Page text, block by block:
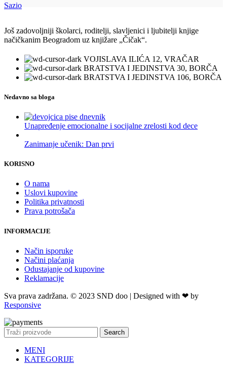
Sazio
Još zadovoljniji školarci, roditelji, slavljenici i ljubitelji knjige
načičkanim Beogradom uz knjižare „Čičak“.
VOJISLAVA ILIĆA 12, VRAČAR
BRATSTVA I JEDINSTVA 30, BORČA
BRATSTVA I JEDINSTVA 106, BORČA
Nedavno sa bloga
Unapređenje emocionalne i socijalne zrelosti kod dece
Zanimanje učenik: Dan prvi
KORISNO
O nama
Uslovi kupovine
Politika privatnosti
Prava potrošača
INFORMACIJE
Način isporuke
Načini plaćanja
Odustajanje od kupovine
Reklamacije
Sva prava zadržana. © 2023 SND doo | Designed with ❤ by
Responsive
Search
MENI
KATEGORIJE